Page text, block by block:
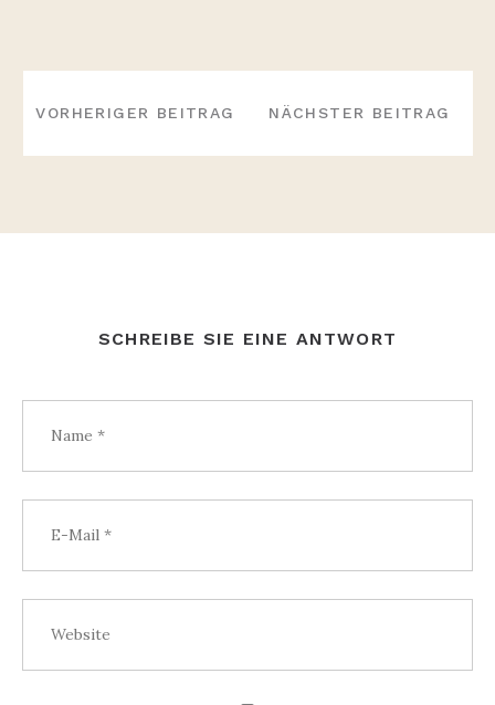
NAVIGATION
VORHERIGER BEITRAG NÄCHSTER BEITRAG
SCHREIBE SIE EINE ANTWORT